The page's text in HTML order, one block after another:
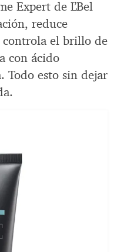
Expert de L’Bel
reduce
controla el brillo de
con ácido
Todo esto sin dejar